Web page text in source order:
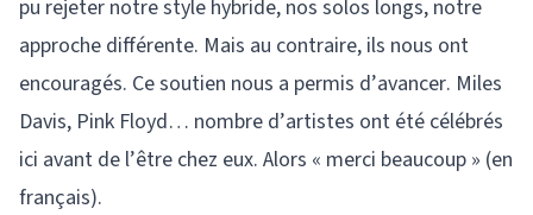
pu rejeter notre style hybride, nos solos longs, notre
approche différente. Mais au contraire, ils nous ont
encouragés. Ce soutien nous a permis d’avancer. Miles
Davis, Pink Floyd… nombre d’artistes ont été célébrés
ici avant de l’être chez eux. Alors « merci beaucoup » (en
français).